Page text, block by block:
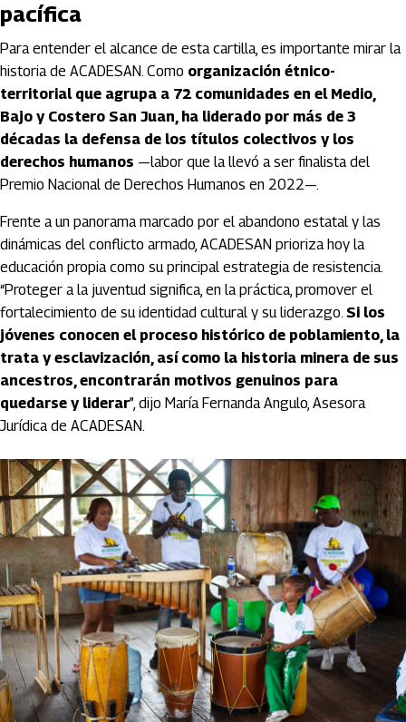
pacífica
Para entender el alcance de esta cartilla, es importante mirar la
historia de ACADESAN. Como organización étnico-
territorial que agrupa a 72 comunidades en el Medio,
Bajo y Costero San Juan, ha liderado por más de 3
décadas la defensa de los títulos colectivos y los
derechos humanos —labor que la llevó a ser finalista del
Premio Nacional de Derechos Humanos en 2022—.
Frente a un panorama marcado por el abandono estatal y las
dinámicas del conflicto armado, ACADESAN prioriza hoy la
educación propia como su principal estrategia de resistencia.
“Proteger a la juventud significa, en la práctica, promover el
fortalecimiento de su identidad cultural y su liderazgo. Si los
jóvenes conocen el proceso histórico de poblamiento, la
trata y esclavización, así como la historia minera de sus
ancestros, encontrarán motivos genuinos para
quedarse y liderar”, dijo María Fernanda Angulo, Asesora
Jurídica de ACADESAN.